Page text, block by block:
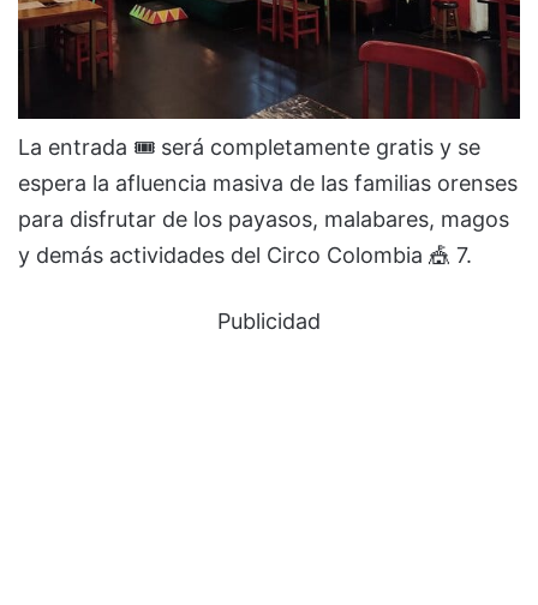
La entrada 🎟️ será completamente gratis y se
espera la afluencia masiva de las familias orenses
para disfrutar de los payasos, malabares, magos
y demás actividades del Circo Colombia 🎪 7.
Publicidad